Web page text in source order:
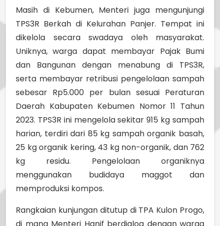
Masih di Kebumen, Menteri juga mengunjungi
TPS3R Berkah di Kelurahan Panjer. Tempat ini
dikelola secara swadaya oleh masyarakat.
Uniknya, warga dapat membayar Pajak Bumi
dan Bangunan dengan menabung di TPS3R,
serta membayar retribusi pengelolaan sampah
sebesar Rp5.000 per bulan sesuai Peraturan
Daerah Kabupaten Kebumen Nomor 11 Tahun
2023. TPS3R ini mengelola sekitar 915 kg sampah
harian, terdiri dari 85 kg sampah organik basah,
25 kg organik kering, 43 kg non-organik, dan 762
kg residu. Pengelolaan organiknya
menggunakan budidaya maggot dan
memproduksi kompos.
Rangkaian kunjungan ditutup di TPA Kulon Progo,